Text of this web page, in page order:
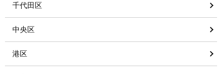
千代田区
中央区
港区